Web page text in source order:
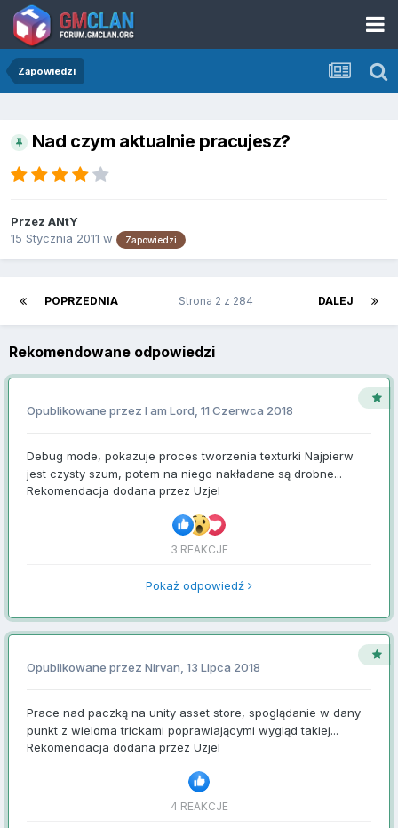
Zapowiedzi
Nad czym aktualnie pracujesz?
Przez ANtY
15 Stycznia 2011 w Zapowiedzi
POPRZEDNIA DALEJ
Strona 2 z 284
Rekomendowane odpowiedzi
Opublikowane przez I am Lord 11 Czerwca 2018
Debug mode, pokazuje proces tworzenia texturki Najpierw
jest czysty szum, potem na niego nakładane są drobne...
Rekomendacja dodana przez Uzjel
3 REAKCJE
Pokaż odpowiedź
Opublikowane przez Nirvan 13 Lipca 2018
Prace nad paczką na unity asset store, spoglądanie w dany
punkt z wieloma trickami poprawiającymi wygląd takiej...
Rekomendacja dodana przez Uzjel
4 REAKCJE